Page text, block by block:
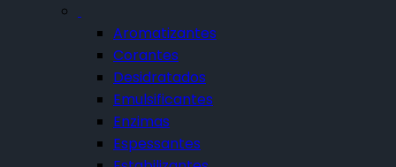
Aromatizantes
Corantes
Desidratados
Emulsificantes
Enzimas
Espessantes